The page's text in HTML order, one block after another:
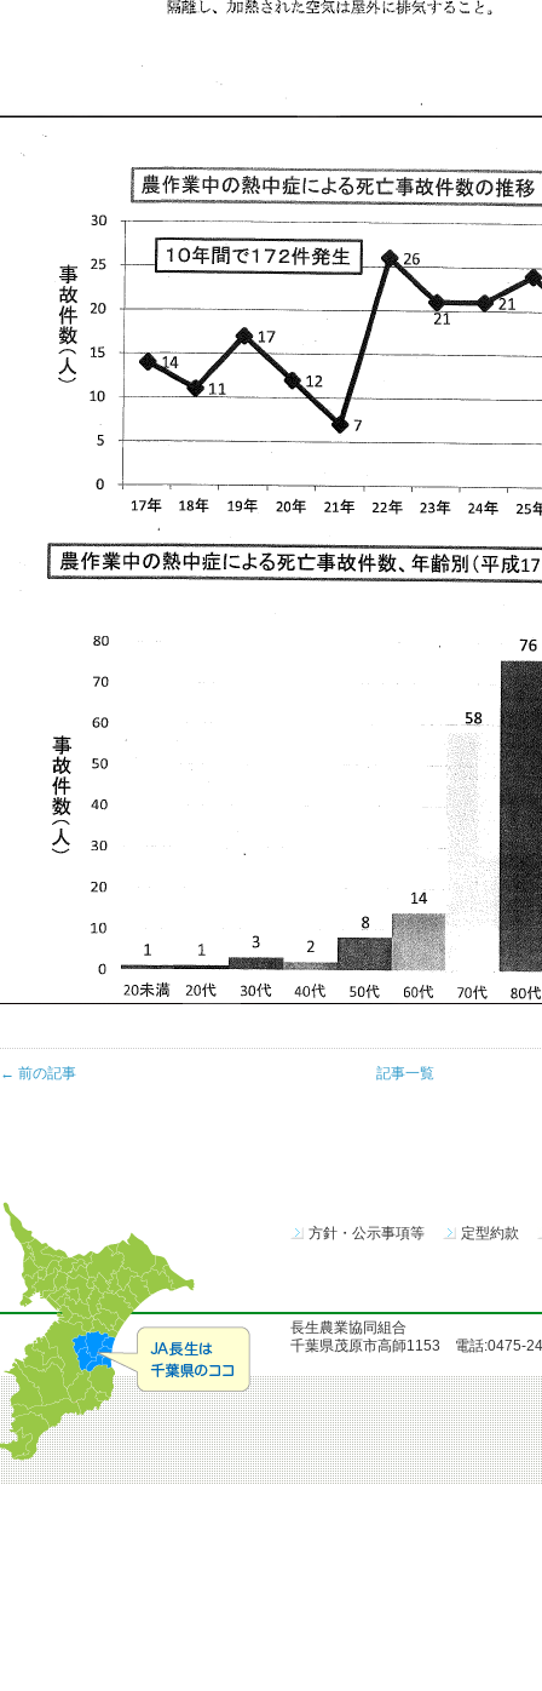
← 前の記事 記事一覧
方針・公示事項等 定型約款
長生農業協同組合
千葉県茂原市高師1153 電話:0475-